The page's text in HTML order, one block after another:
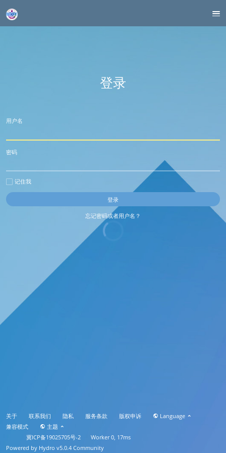
登录
用户名
密码
记住我
忘记密码或者用户名？
关于 联系我们 隐私 服务条款 版权申诉
Language
兼容模式
主题
冀ICP备19025705号-2
Worker 0, 17ms
Powered by Hydro v5.0.4 Community